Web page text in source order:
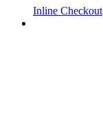
Inline Checkout